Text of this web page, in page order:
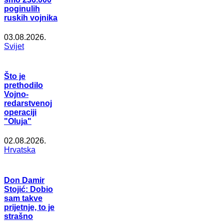
poginulih
ruskih vojnika
03.08.2026.
Svijet
Što je
prethodilo
Vojno-
redarstvenoj
operaciji
"Oluja"
02.08.2026.
Hrvatska
Don Damir
Stojić: Dobio
sam takve
prijetnje, to je
strašno